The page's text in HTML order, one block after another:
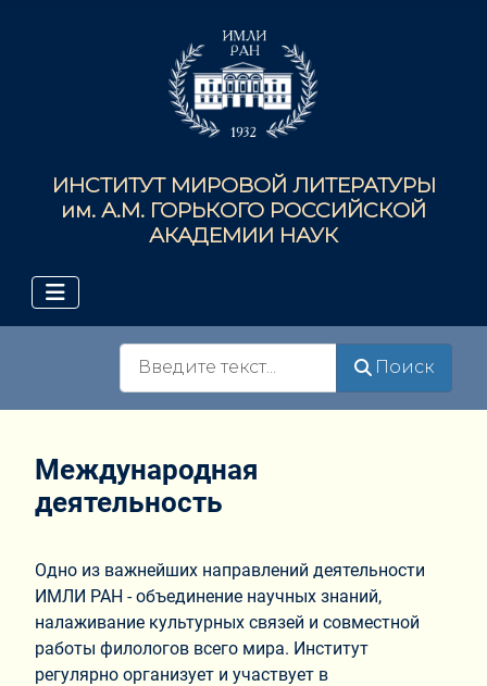
ИНСТИТУТ МИРОВОЙ ЛИТЕРАТУРЫ
им. А.М. ГОРЬКОГО РОССИЙСКОЙ
АКАДЕМИИ НАУК
Поиск
Международная
деятельность
Одно из важнейших направлений деятельности
ИМЛИ РАН - объединение научных знаний,
налаживание культурных связей и совместной
работы филологов всего мира. Институт
регулярно организует и участвует в